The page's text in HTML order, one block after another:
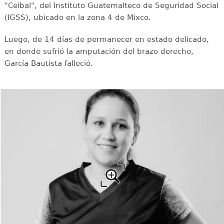
"Ceibal", del Instituto Guatemalteco de Seguridad Social
(IGSS), ubicado en la zona 4 de Mixco.
Luego, de 14 días de permanecer en estado delicado,
en donde sufrió la amputación del brazo derecho,
García Bautista falleció.